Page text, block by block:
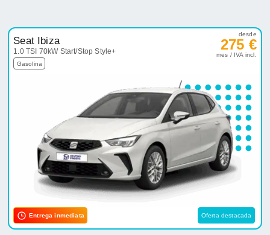
Seat Ibiza
1.0 TSI 70kW Start/Stop Style+
Gasolina
desde
275 €
mes / IVA incl.
Entrega inmediata Oferta destacada